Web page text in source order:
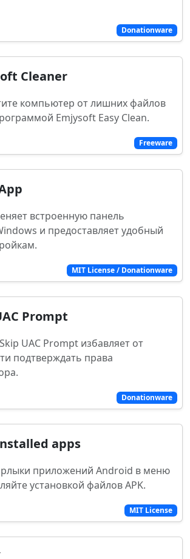
Donationware
Freeware
Cleaner
компьютер от лишних файлов
Emjysoft Easy Clean.
MIT License / Donationware
встроенную панель
и предоставляет удобный
Donationware
Prompt
UAC Prompt избавляет от
подтверждать права
MIT License
apps
приложений Android в меню
установкой файлов APK.